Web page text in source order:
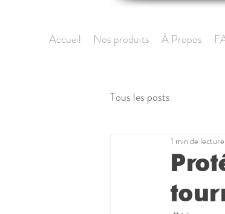
Accueil Nos produits À Propos
Tous les posts
1 min de lecture